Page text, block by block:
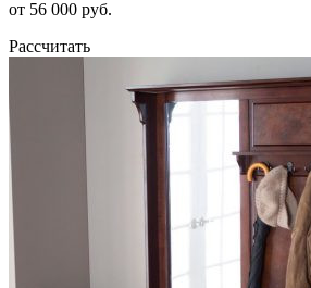
от 56 000 руб.
Рассчитать